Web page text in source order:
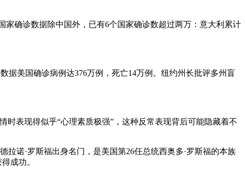
家确诊数据除中国外，已有6个国家确诊数超过两万：意大利累计
据美国确诊病例达376万例，死亡14万例。纽约州长批评多州盲
时表现得似乎“心理素质极强”，这种反常表现背后可能隐藏着不
拉诺·罗斯福出身名门，是美国第26任总统西奥多·罗斯福的本族
成功。